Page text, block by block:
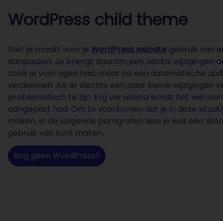
WordPress child theme
Stel: je maakt voor je WordPress website gebruik van
aanpassen. Je brengt daarom een aantal wijzigingen
zoals je voor ogen had, maar na een automatische
verdwenen. Als er slechts een paar kleine wijzigingen
problematisch te zijn. Erg vervelend wordt het wel
aangepast had. Om te voorkomen dat je in deze
maken. In de volgende paragrafen lees je wat een
gebruik van kunt maken.
Nog geen WordPress?